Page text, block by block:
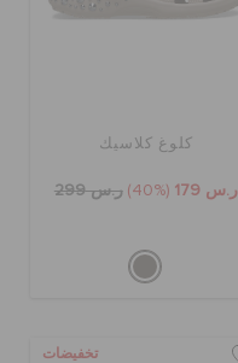
كلوغ كلاسيك
ر.س 179 (40%) ر.س 299
تخفيضات